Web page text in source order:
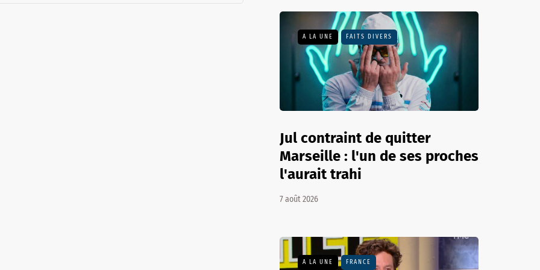
A LA UNE FAITS DIVERS
Jul contraint de quitter
Marseille : l'un de ses proches
l'aurait trahi
7 août 2026
A LA UNE FRANCE